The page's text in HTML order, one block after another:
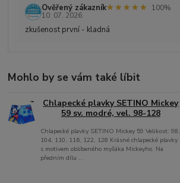
Ověřený zákazník★★★★★
★★★★★
100%
10. 07. 2026
zkušenost první - kladná
Mohlo by se vám také líbit
Chlapecké plavky SETINO Mickey
59 sv. modré, vel. 98-128
Chlapecké plavky SETINO Mickey 59 Velikost: 98,
104, 110, 116, 122, 128 Krásné chlapecké plavky
s motivem oblíbeného myšáka Mickeyho. Na
předním dílu ...